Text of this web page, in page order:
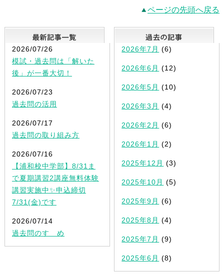
ページの先頭へ戻る
最新記事一覧
2026/07/26
模試・過去問は「解いた
後」が一番大切！
2026/07/23
過去問の活用
2026/07/17
過去問の取り組み方
2026/07/16
【浦和校中学部】8/31ま
で夏期講習2講座無料体験
講習実施中✨申込締切
7/31(金)です
2026/07/14
過去問のすゝめ
2026年7月 (6)
2026年6月 (12)
2026年5月 (10)
2026年3月 (4)
2026年2月 (6)
2026年1月 (2)
2025年12月 (3)
2025年10月 (5)
2025年9月 (6)
2025年8月 (4)
2025年7月 (9)
2025年6月 (8)